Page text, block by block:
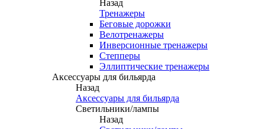
Назад
Тренажеры
Беговые дорожки
Велотренажеры
Инверсионные тренажеры
Степперы
Эллиптические тренажеры
Аксессуары для бильярда
Назад
Аксессуары для бильярда
Светильники/лампы
Назад